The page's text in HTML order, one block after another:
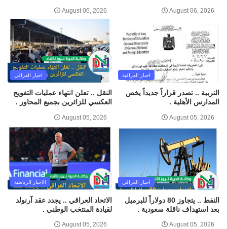
August 06, 2026
August 06, 2026
اخبار العراقية
التربية .. تصدر قراراً جديداً يخص
المدارس الأهلية .
August 05, 2026
اخبار العراقي
النقل .. تعلن انتهاء عمليات التفويج
العكسي للزائرين بجميع المحاور .
August 05, 2026
اخبار العراقي
النفط .. يتجاوز 80 دولاراً للبرميل
بعد استهداف ناقلة سعودية .
August 05, 2026
الاخبار الرياضية
الاتحاد العراقي .. يجدد عقد آرنولد
لقيادة المنتخب الوطني .
August 05, 2026